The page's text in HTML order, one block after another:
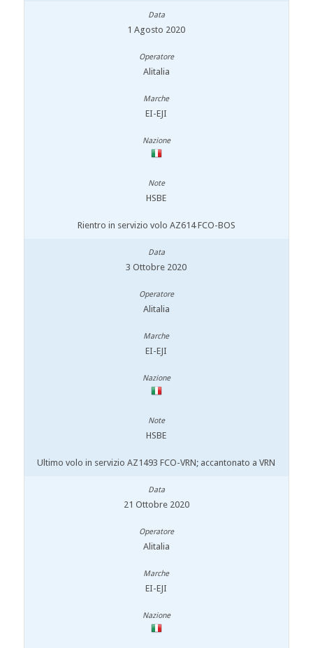
1 Agosto 2020
Alitalia
EI-EJI
HSBE
Rientro in servizio volo AZ614 FCO-BOS
3 Ottobre 2020
Alitalia
EI-EJI
HSBE
Ultimo volo in servizio AZ1493 FCO-VRN; accantonato a VRN
21 Ottobre 2020
Alitalia
EI-EJI